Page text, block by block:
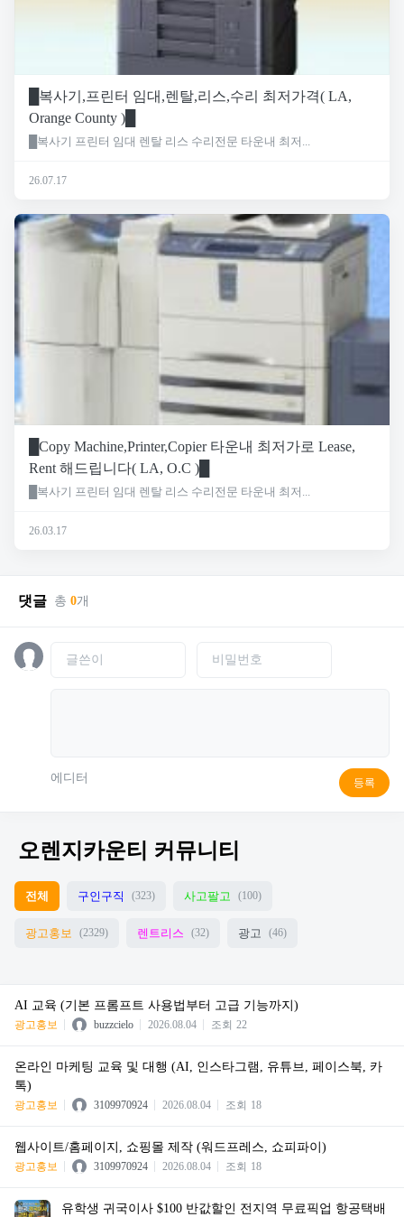
█복사기,프린터 임대,렌탈,리스,수리 최저가격( LA,
Orange County )█
█복사기 프린터 임대 렌탈 리스 수리전문 타운내 최저...
26.07.17
█Copy Machine,Printer,Copier 타운내 최저가로 Lease,
Rent 해드립니다( LA, O.C )█
█복사기 프린터 임대 렌탈 리스 수리전문 타운내 최저...
26.03.17
댓글 총 0개
에디터 등록
오렌지카운티 커뮤니티
전체 구인구직 (323) 사고팔고 (100)
광고홍보 (2329) 렌트리스 (32) 광고 (46)
AI 교육 (기본 프롬프트 사용법부터 고급 기능까지)
광고홍보 buzzcielo 2026.08.04 조회 22
온라인 마케팅 교육 및 대행 (AI, 인스타그램, 유튜브, 페이스북, 카
톡)
광고홍보 3109970924 2026.08.04 조회 18
웹사이트/홈페이지, 쇼핑몰 제작 (워드프레스, 쇼피파이)
광고홍보 3109970924 2026.08.04 조회 18
유학생 귀국이사 $100 반값할인 전지역 무료픽업 항공택배